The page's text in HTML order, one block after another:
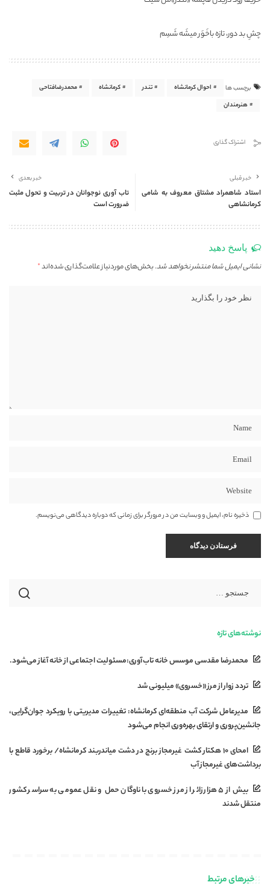
چشِ بد دور، تازه باخَوَر میشَه شَسِم
برچسب ها احوال کرمانشاه تندر کرمانشاه
محمدرضافتاحی
هنرمندان
اشتراک گذاری
خبر قبلی
استاد شاهمراد مشتاق معروف به شامی
کرمانشاهی
خبر بعدی
تاب آوری نوجوانان در تربیت و تحول مثبت
ضرورت است
پاسخ دهید
نشانی ایمیل شما منتشر نخواهد شد.بخش‌های موردنیاز علامت‌گذاری شده‌اند*
ذخیره نام، ایمیل و وبسایت من در مرورگر برای زمانی که دوباره دیدگاهی می‌نویسم.
نوشته‌های تازه
محمدرضا مقدسی موسس خانه تاب‌آوری:مسئولیت اجتماعی از خانه آغاز می‌شود.
تردد زوار از مرز «خسروی» میلیونی شد
مدیرعامل شرکت آب منطقه‌ای کرمانشاه: تغییرات مدیریتی با رویکرد جوان‌گرایی،
جانشین‌پروری و ارتقای بهره‌وری انجام می‌شود
امحای ۱۰ هکتار کشت غیرمجاز برنج در دشت میاندربند کرمانشاه/ برخورد قاطع با
برداشت‌های غیرمجاز آب
بیش از ۵ هزار زائر از مرز خسروی با ناوگان حمل‌ و نقل عمومی به سراسر کشور
منتقل شدند
خبرهای مرتبط